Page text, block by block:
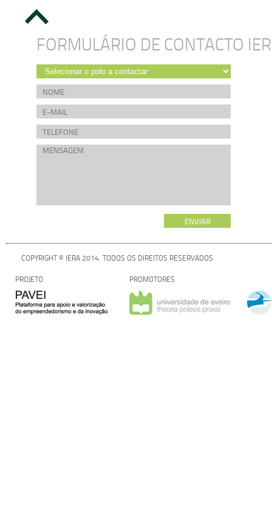
FORMULÁRIO DE CONTACTO
COPYRIGHT © IERA 2014. TODOS OS DIREITOS RESERVADOS
PROJETO PROMOTORES